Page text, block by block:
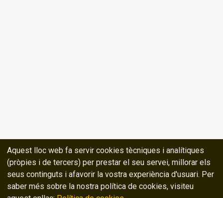
Aquest lloc web fa servir cookies tècniques i analítiques
(pròpies i de tercers) per prestar el seu servei, millorar els
seus continguts i afavorir la vostra experiència d'usuari. Per
saber més sobre la nostra política de cookies, visiteu